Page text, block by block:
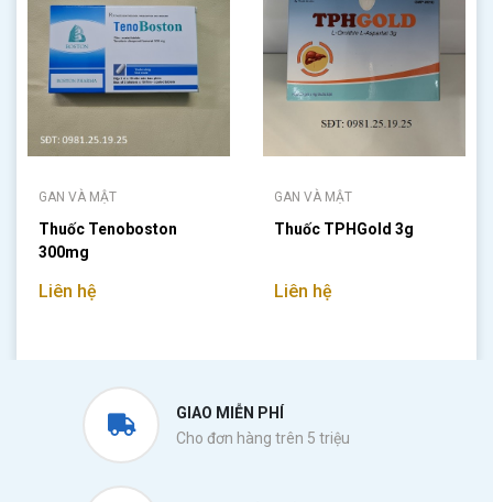
GAN VÀ MẬT
Thuốc Tenoboston
300mg
Liên hệ
GAN VÀ MẬT
Thuốc TPHGold 3g
Liên hệ
GIAO MIỄN PHÍ
Cho đơn hàng trên 5 triệu